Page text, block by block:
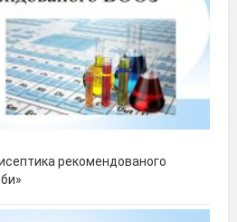
рекомендованого